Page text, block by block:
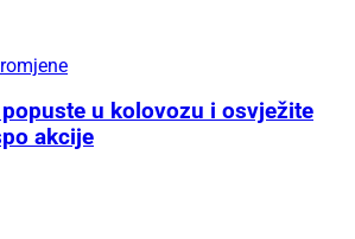
u kolovozu i osvježite
akcije